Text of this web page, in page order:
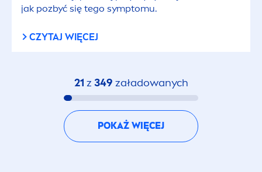
jak pozbyć się tego symptomu.
CZYTAJ WIĘCEJ
21 z 349 załadowanych
POKAŻ WIĘCEJ